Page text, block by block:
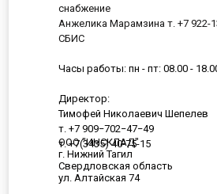
ООО "ИНСКЛАД"
г. Нижний Тагил
Свердловская область
ул. Алтайская 74
снабжение
Анжелика Марамзина т. +7 922-
СБИС
Часы работы: пн - пт: 08.00 -
Директор:
Тимофей Николаевич Шепелев
т. +7 909−702−47−49
т. +7(3435) 40-75-15